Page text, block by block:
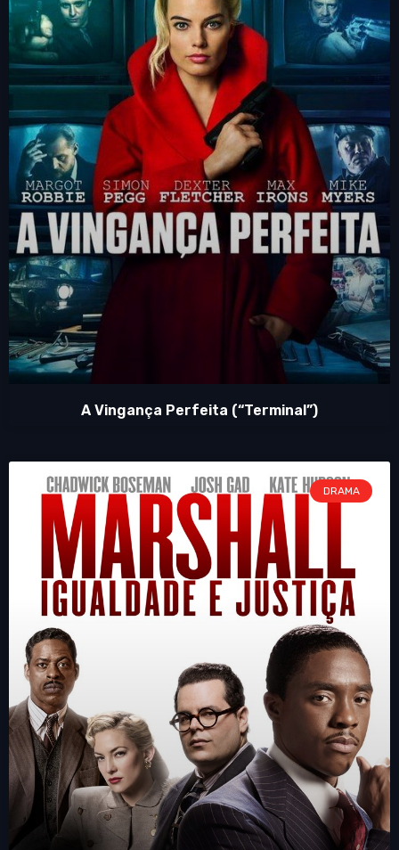
A Vingança Perfeita (“Terminal”)
DRAMA